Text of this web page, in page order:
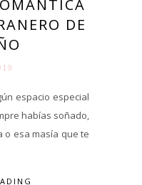
DE
espacio especial
habías soñado,
o esa masía que te